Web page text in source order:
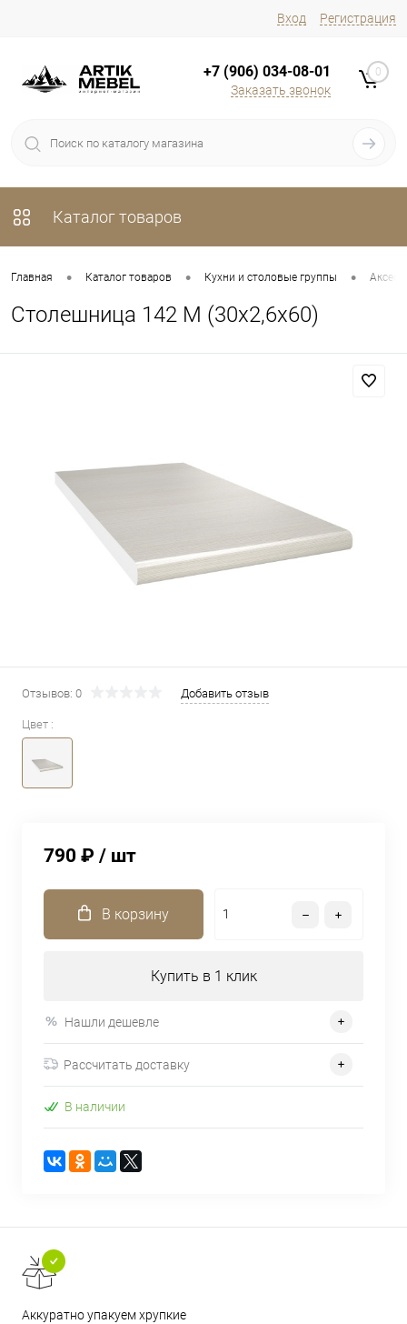
Вход Регистрация
+7 (906) 034-08-01
Заказать звонок
0
Каталог товаров
Главная • Каталог товаров • Кухни и столовые группы •
Столешница 142 М (30х2,6х60)
Отзывов: 0 Добавить отзыв
Цвет :
790 ₽ / шт
В корзину
Купить в 1 клик
Нашли дешевле
Рассчитать доставку
В наличии
Аккуратно упакуем хрупкие